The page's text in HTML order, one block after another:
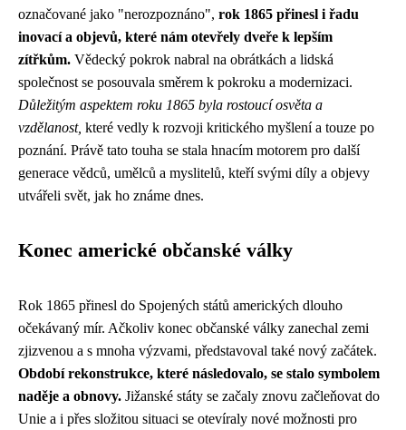
označované jako "nerozpoznáno", rok 1865 přinesl i řadu
inovací a objevů, které nám otevřely dveře k lepším
zítřkům. Vědecký pokrok nabral na obrátkách a lidská
společnost se posouvala směrem k pokroku a modernizaci.
Důležitým aspektem roku 1865 byla rostoucí osvěta a
vzdělanost, které vedly k rozvoji kritického myšlení a touze po
poznání. Právě tato touha se stala hnacím motorem pro další
generace vědců, umělců a myslitelů, kteří svými díly a objevy
utvářeli svět, jak ho známe dnes.
Konec americké občanské války
Rok 1865 přinesl do Spojených států amerických dlouho
očekávaný mír. Ačkoliv konec občanské války zanechal zemi
zjizvenou a s mnoha výzvami, představoval také nový začátek.
Období rekonstrukce, které následovalo, se stalo symbolem
naděje a obnovy. Jižanské státy se začaly znovu začleňovat do
Unie a i přes složitou situaci se otevíraly nové možnosti pro